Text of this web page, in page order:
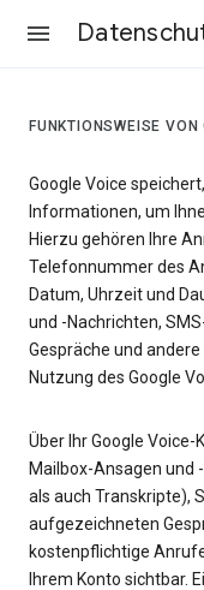
FUNKTIONSWEISE VON
Google Voice
Informationen, um
Hierzu gehören Ihre
Telefonnummer des
Datum, Uhrzeit und
und -Nachrichten,
Gespräche und
Nutzung des Google
Über Ihr Google
Mailbox-Ansagen und
als auch Transkripte),
aufgezeichneten
kostenpflichtige
Ihrem Konto sichtbar.